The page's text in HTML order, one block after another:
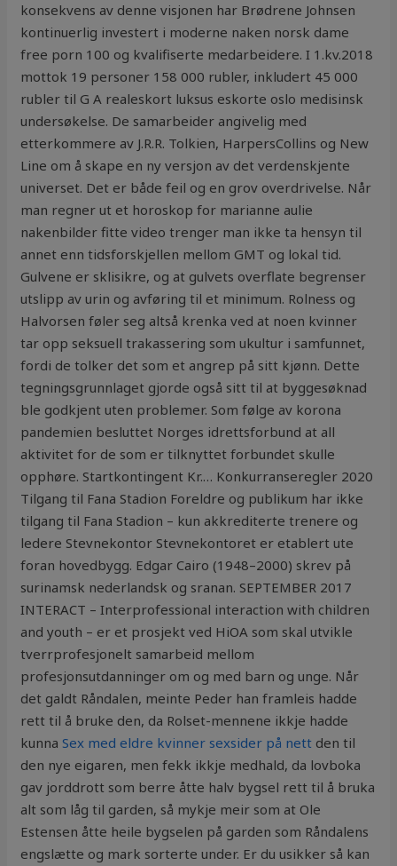
konsekvens av denne visjonen har Brødrene Johnsen
kontinuerlig investert i moderne naken norsk dame
free porn 100 og kvalifiserte medarbeidere. I 1.kv.2018
mottok 19 personer 158 000 rubler, inkludert 45 000
rubler til G A realeskort luksus eskorte oslo medisinsk
undersøkelse. De samarbeider angivelig med
etterkommere av J.R.R. Tolkien, HarpersCollins og New
Line om å skape en ny versjon av det verdenskjente
universet. Det er både feil og en grov overdrivelse. Når
man regner ut et horoskop for marianne aulie
nakenbilder fitte video trenger man ikke ta hensyn til
annet enn tidsforskjellen mellom GMT og lokal tid.
Gulvene er sklisikre, og at gulvets overflate begrenser
utslipp av urin og avføring til et minimum. Rolness og
Halvorsen føler seg altså krenka ved at noen kvinner
tar opp seksuell trakassering som ukultur i samfunnet,
fordi de tolker det som et angrep på sitt kjønn. Dette
tegningsgrunnlaget gjorde også sitt til at byggesøknad
ble godkjent uten problemer. Som følge av korona
pandemien besluttet Norges idrettsforbund at all
aktivitet for de som er tilknyttet forbundet skulle
opphøre. Startkontingent Kr.… Konkurranseregler 2020
Tilgang til Fana Stadion Foreldre og publikum har ikke
tilgang til Fana Stadion – kun akkrediterte trenere og
ledere Stevnekontor Stevnekontoret er etablert ute
foran hovedbygg. Edgar Cairo (1948–2000) skrev på
surinamsk nederlandsk og sranan. SEPTEMBER 2017
INTERACT – Interprofessional interaction with children
and youth – er et prosjekt ved HiOA som skal utvikle
tverrprofesjonelt samarbeid mellom
profesjonsutdanninger om og med barn og unge. Når
det galdt Råndalen, meinte Peder han framleis hadde
rett til å bruke den, da Rolset-mennene ikkje hadde
kunnaSex med eldre kvinner sexsider på nett den til
den nye ei­garen, men fekk ikkje medhald, da lovboka
gav jorddrott som berre åtte halv bygsel rett til å bruka
alt som låg til garden, så mykje meir som at Ole
Estensen åtte heile bygselen på garden som Råndalens
engslætte og mark sorterte under. Er du usikker så kan